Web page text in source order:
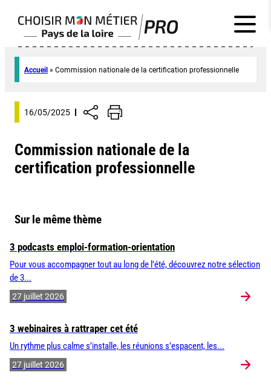
Accueil » Commission nationale de la certification professionnelle
16/05/2025
Commission nationale de la
certification professionnelle
Sur le même thème
3 podcasts emploi-formation-orientation
Pour vous accompagner tout au long de l’été, découvrez notre sélection
de 3...
27 juillet 2026
3 webinaires à rattraper cet été
Un rythme plus calme s’installe, les réunions s’espacent, les...
27 juillet 2026